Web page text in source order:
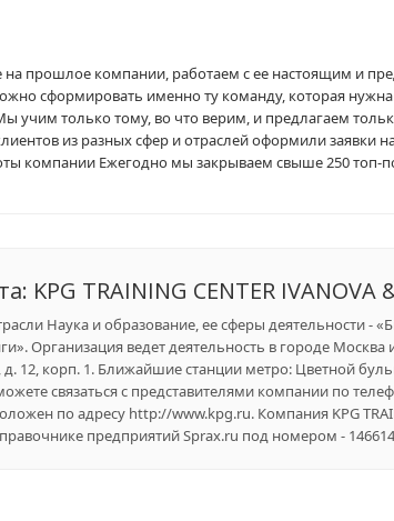
прошлое компании, работаем с ее настоящим и
сформировать именно ту команду, которая
учим только тому, во что верим, и предлагаем
из разных сфер и отраслей оформили заявки
компании Ежегодно мы закрываем свыше 250 топ-
KPG TRAINING CENTER IVANOVA
Наука и образование, ее сферы деятельности -
Организация ведет деятельность в городе Москва
12, корп. 1. Ближайшие станции метро: Цветной
связаться с представителями компании по
по адресу http://www.kpg.ru. Компания KPG
предприятий Sprax.ru под номером -